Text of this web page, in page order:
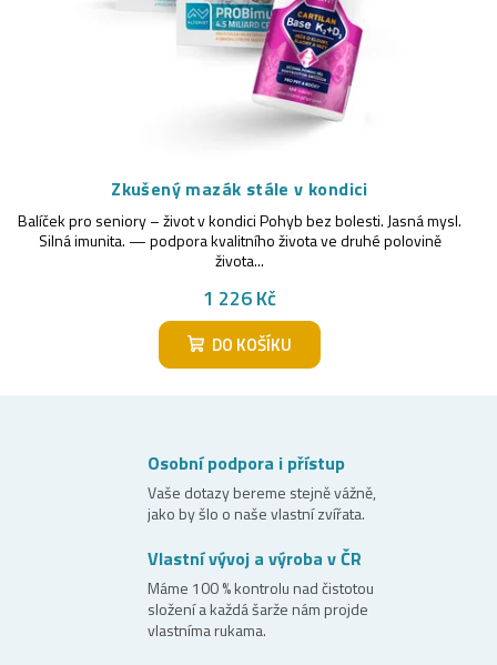
Osobní podpora i přístup
Vaše dotazy bereme stejně vážně,
jako by šlo o naše vlastní zvířata.
Vlastní vývoj a výroba v ČR
Máme 100 % kontrolu nad čistotou
složení a každá šarže nám projde
vlastníma rukama.
Zkušený mazák stále v kondici
1 226 Kč
DO KOŠÍKU
Balíček pro seniory – život v kondici Pohyb bez bolesti. Jasná mysl.
Silná imunita. — podpora kvalitního života ve druhé polovině
života...